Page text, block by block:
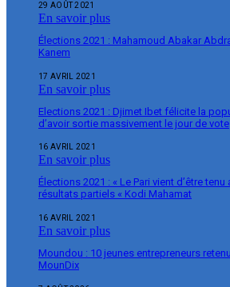
29 AOÛT 2021
En savoir plus
Élections 2021 : Mahamoud Abakar
Kanem
17 AVRIL 2021
En savoir plus
Elections 2021 : Djimet Ibet félicite la
d’avoir sortie massivement le jour de vote
16 AVRIL 2021
En savoir plus
Élections 2021 : « Le Pari vient d’être
résultats partiels « Kodi Mahamat
16 AVRIL 2021
En savoir plus
Moundou : 10 jeunes entrepreneurs
MounDix